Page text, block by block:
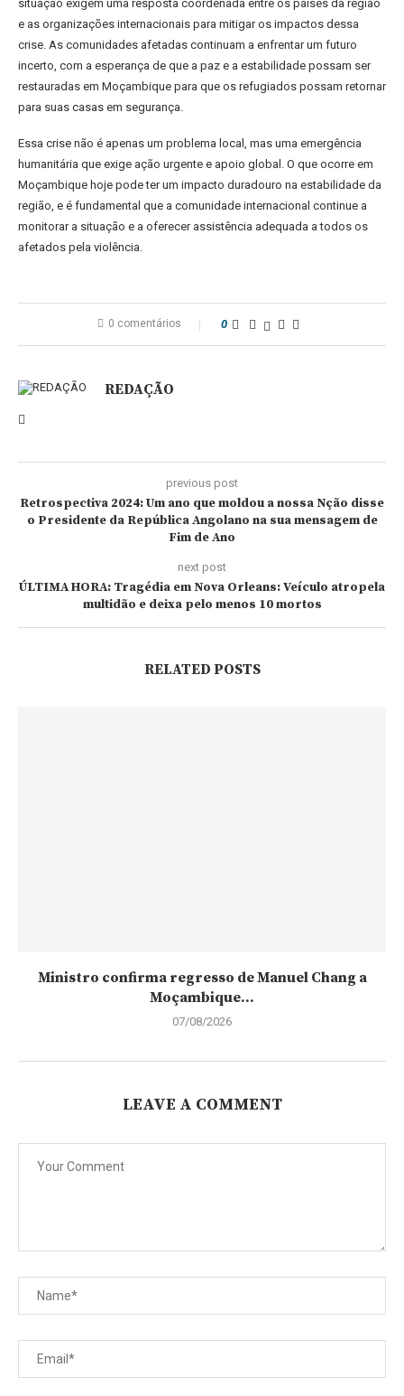
situação exigem uma resposta coordenada entre os países da região
e as organizações internacionais para mitigar os impactos dessa
crise. As comunidades afetadas continuam a enfrentar um futuro
incerto, com a esperança de que a paz e a estabilidade possam ser
restauradas em Moçambique para que os refugiados possam retornar
para suas casas em segurança.
Essa crise não é apenas um problema local, mas uma emergência
humanitária que exige ação urgente e apoio global. O que ocorre em
Moçambique hoje pode ter um impacto duradouro na estabilidade da
região, e é fundamental que a comunidade internacional continue a
monitorar a situação e a oferecer assistência adequada a todos os
afetados pela violência.
0 comentários 0
REDAÇÃO
previous post
Retrospectiva 2024: Um ano que moldou a nossa Nção disse
o Presidente da República Angolano na sua mensagem de
Fim de Ano
next post
ÚLTIMA HORA: Tragédia em Nova Orleans: Veículo atropela
multidão e deixa pelo menos 10 mortos
RELATED POSTS
Ministro confirma regresso de Manuel Chang a
Moçambique...
07/08/2026
LEAVE A COMMENT